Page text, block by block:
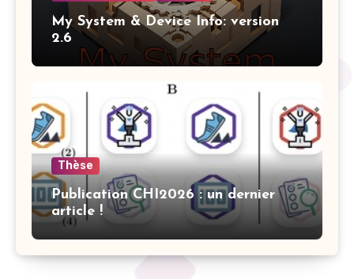
My System & Device Info: version
2.6
Thèse
Publication CHI2026 : un dernier
article !